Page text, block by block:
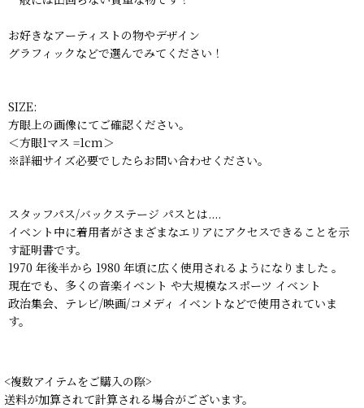
お好きなアーティストの物やデザイン
グラフィックなどで選んでみてください！
SIZE:
方眼上の画像にてご確認ください。
＜方眼1マス =1cm＞
※詳細サイズ必要でしたらお問い合わせください。
スタッフパス/バックステージ パスとは....
イベント中に着用者がさまざまなエリアにアクセスできることを示
す証明書です。
1970 年後半から 1980 年頃に広く使用されるようになりました 。
現在でも、多くの音楽イベント や大規模なスポーツ イベント
政治集会、テレビ/映画/コメディ イベントなどで使用されていま
す。
<複数アイテムをご購入の際>
送料が加算されて計算される場合がございます。